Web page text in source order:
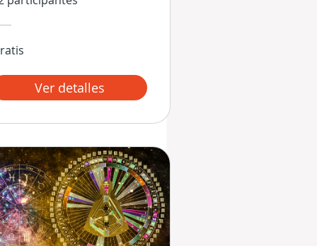
Ver detalles